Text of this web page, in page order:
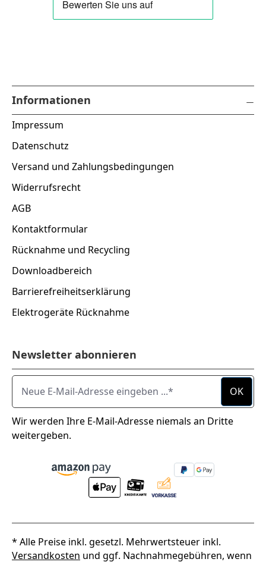
Informationen
Impressum
Datenschutz
Versand und Zahlungsbedingungen
Widerrufsrecht
AGB
Kontaktformular
Rücknahme und Recycling
Downloadbereich
Barrierefreiheitserklärung
Elektrogeräte Rücknahme
Newsletter abonnieren
Neue E-Mail-Adresse eingeben ...
OK
Wir werden Ihre E-Mail-Adresse niemals an Dritte
weitergeben.
* Alle Preise inkl. gesetzl. Mehrwertsteuer inkl.
Versandkosten und ggf. Nachnahmegebühren, wenn